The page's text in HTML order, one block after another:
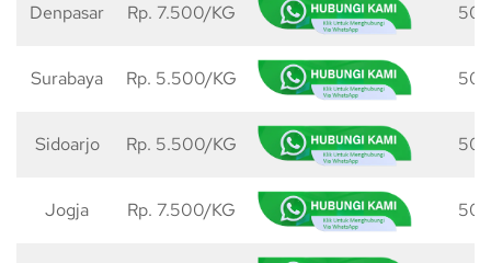
Denpasar Rp. 7.500/KG 50
Surabaya Rp. 5.500/KG 50
Sidoarjo Rp. 5.500/KG 50
Jogja Rp. 7.500/KG 50